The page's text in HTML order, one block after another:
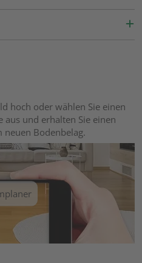
hoch oder wählen Sie einen
und erhalten Sie einen
Bodenbelag.